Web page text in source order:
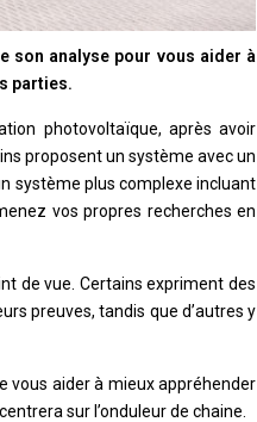
son analyse pour vous aider à
parties.
photovoltaïque, après avoir
proposent un système avec un
système plus complexe incluant
vos propres recherches en
de vue. Certains expriment des
preuves, tandis que d’autres y
vous aider à mieux appréhender
sur l’onduleur de chaine.